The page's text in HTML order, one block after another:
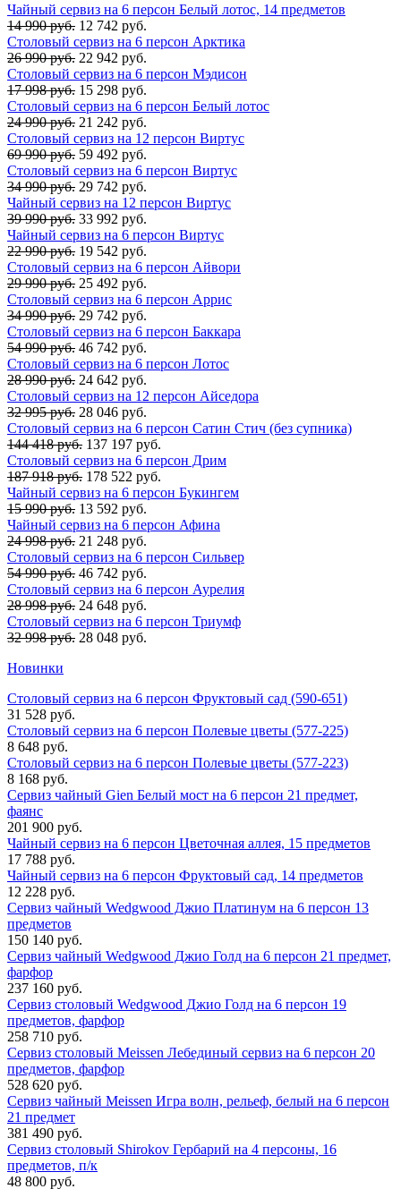
Чайный сервиз на 6 персон Белый лотос, 14 предметов
14 990 руб. 12 742 руб.
Столовый сервиз на 6 персон Арктика
26 990 руб. 22 942 руб.
Столовый сервиз на 6 персон Мэдисон
17 998 руб. 15 298 руб.
Столовый сервиз на 6 персон Белый лотос
24 990 руб. 21 242 руб.
Столовый сервиз на 12 персон Виртус
69 990 руб. 59 492 руб.
Столовый сервиз на 6 персон Виртус
34 990 руб. 29 742 руб.
Чайный сервиз на 12 персон Виртус
39 990 руб. 33 992 руб.
Чайный сервиз на 6 персон Виртус
22 990 руб. 19 542 руб.
Столовый сервиз на 6 персон Айвори
29 990 руб. 25 492 руб.
Столовый сервиз на 6 персон Аррис
34 990 руб. 29 742 руб.
Столовый сервиз на 6 персон Баккара
54 990 руб. 46 742 руб.
Столовый сервиз на 6 персон Лотос
28 990 руб. 24 642 руб.
Столовый сервиз на 12 персон Айседора
32 995 руб. 28 046 руб.
Столовый сервиз на 6 персон Сатин Стич (без супника)
144 418 руб. 137 197 руб.
Столовый сервиз на 6 персон Дрим
187 918 руб. 178 522 руб.
Чайный сервиз на 6 персон Букингем
15 990 руб. 13 592 руб.
Чайный сервиз на 6 персон Афина
24 998 руб. 21 248 руб.
Столовый сервиз на 6 персон Сильвер
54 990 руб. 46 742 руб.
Столовый сервиз на 6 персон Аурелия
28 998 руб. 24 648 руб.
Столовый сервиз на 6 персон Триумф
32 998 руб. 28 048 руб.
Новинки
Столовый сервиз на 6 персон Фруктовый сад (590-651)
31 528 руб.
Столовый сервиз на 6 персон Полевые цветы (577-225)
8 648 руб.
Столовый сервиз на 6 персон Полевые цветы (577-223)
8 168 руб.
Сервиз чайный Gien Белый мост на 6 персон 21 предмет,
фаянс
201 900 руб.
Чайный сервиз на 6 персон Цветочная аллея, 15 предметов
17 788 руб.
Чайный сервиз на 6 персон Фруктовый сад, 14 предметов
12 228 руб.
Сервиз чайный Wedgwood Джио Платинум на 6 персон 13
предметов
150 140 руб.
Сервиз чайный Wedgwood Джио Голд на 6 персон 21 предмет,
фарфор
237 160 руб.
Сервиз столовый Wedgwood Джио Голд на 6 персон 19
предметов, фарфор
258 710 руб.
Сервиз столовый Meissen Лебединый сервиз на 6 персон 20
предметов, фарфор
528 620 руб.
Сервиз чайный Meissen Игра волн, рельеф, белый на 6 персон
21 предмет
381 490 руб.
Сервиз столовый Shirokov Гербарий на 4 персоны, 16
предметов, п/к
48 800 руб.